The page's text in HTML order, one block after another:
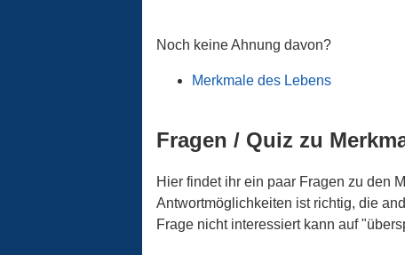
Noch keine Ahnung davon?
Merkmale des Lebens
Fragen / Quiz zu
Hier findet ihr ein paar Fragen zu den
Antwortmöglichkeiten ist richtig, die
Frage nicht interessiert kann auf